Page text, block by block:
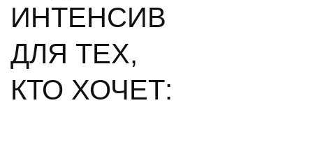
ИНТЕНСИВ
ДЛЯ ТЕХ,
КТО ХОЧЕТ: